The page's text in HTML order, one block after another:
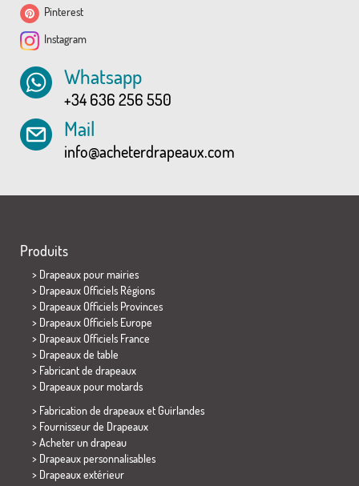
Pinterest
Instagram
Whatsapp
+34 636 256 550
Mail
info@acheterdrapeaux.com
Produits
> Drapeaux pour mairies
> Drapeaux Officiels Régions
> Drapeaux Officiels Provinces
> Drapeaux Officiels Europe
> Drapeaux Officiels France
> Drapeaux de table
> Fabricant de drapeaux
> Drapeaux pour motards
> Fabrication de drapeaux et Guirlandes
> Fournisseur de Drapeaux
> Acheter un drapeau
> Drapeaux personnalisables
> Drapeaux extérieur